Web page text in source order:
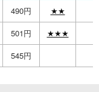
490円
★★
501円
★★★
545円